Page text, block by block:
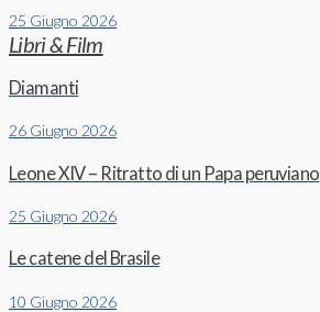
25 Giugno 2026
Libri & Film
Diamanti
26 Giugno 2026
Leone XIV – Ritratto di un Papa peruviano
25 Giugno 2026
Le catene del Brasile
10 Giugno 2026